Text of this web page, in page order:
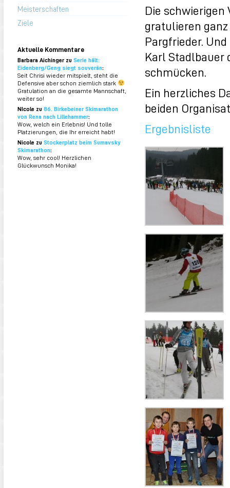
Meisterschaften
Ziele
Aktuelle Kommentare
Barbara Aichinger zu Serie hält:
Eidenberg/Geng siegt souverän:
Seit Chrisi wieder mitspielt, steht die
Defensive aber schon ziemlich stark
Gratulation an die gesamte Mannschaft,
weiter so!
NIcole zu 86. Birkebeiner Skimarathon
von Rena nach Lillehammer:
Wow, welch ein Erlebnis! Und tolle
Platzierungen, die Ihr erreicht habt!
Nicole zu Stockerplatz beim Sumavsky
Skimarathon:
Wow, sehr cool! Herzlichen
Glückwunsch Monika!
Die schwierigen
gratulieren
Pargfrieder.
Karl Stadlbauer
schmücken.
Ein herzliches
beiden
Ergebnisliste